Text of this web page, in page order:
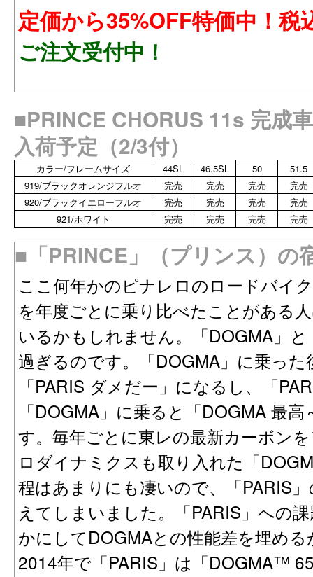
定価から35%OFF特価中！税
ご注文受付中！
■PRINCE CHORUS 11s 完成
入荷予定（2/3付）
カラー/フレームサイズ 44SL 46.5SL 50
51.5
919/ブラックオレンジフルオ
完売 完売 完売
完売
920/ブラックイエローフルオ
完売 完売 完売
完売
921/ホワイト
完売 完売 完売 完売
■「PRINCE」（プリンス）の
ここ何年かのピナレロのロードバイ
を年度ごとに乗り比べたことがある
いるかもしれません。「DOGMA」
過ぎるのです。「DOGMA」に乗った
「PARIS ダメだー」になるし、「
「DOGMA」に乗ると「DOGMA 最
す。毎年ごとに東レの最新カーボン
ロダイナミクスも取り入れた「
程はあまりにも凄いので、「PARIS
えてしまいました。「PARIS」への
かにしてDOGMAとの性能差を埋め
2014年で「PARIS」は「DOGMA™